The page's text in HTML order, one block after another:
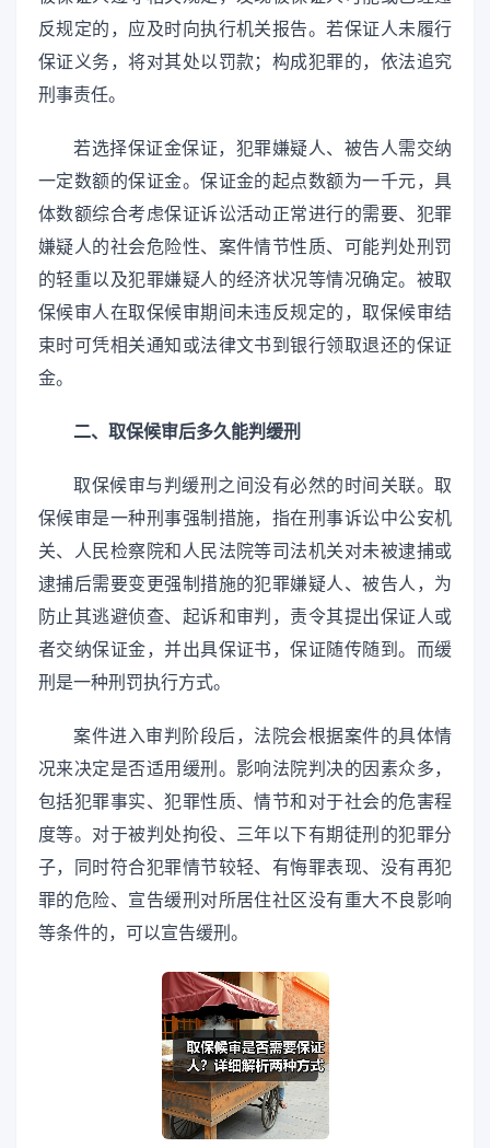
反规定的，应及时向执行机关报告。若保证人未履行
保证义务，将对其处以罚款；构成犯罪的，依法追究
刑事责任。
若选择保证金保证，犯罪嫌疑人、被告人需交纳
一定数额的保证金。保证金的起点数额为一千元，具
体数额综合考虑保证诉讼活动正常进行的需要、犯罪
嫌疑人的社会危险性、案件情节性质、可能判处刑罚
的轻重以及犯罪嫌疑人的经济状况等情况确定。被取
保候审人在取保候审期间未违反规定的，取保候审结
束时可凭相关通知或法律文书到银行领取退还的保证
金。
二、取保候审后多久能判缓刑
取保候审与判缓刑之间没有必然的时间关联。取
保候审是一种刑事强制措施，指在刑事诉讼中公安机
关、人民检察院和人民法院等司法机关对未被逮捕或
逮捕后需要变更强制措施的犯罪嫌疑人、被告人，为
防止其逃避侦查、起诉和审判，责令其提出保证人或
者交纳保证金，并出具保证书，保证随传随到。而缓
刑是一种刑罚执行方式。
案件进入审判阶段后，法院会根据案件的具体情
况来决定是否适用缓刑。影响法院判决的因素众多，
包括犯罪事实、犯罪性质、情节和对于社会的危害程
度等。对于被判处拘役、三年以下有期徒刑的犯罪分
子，同时符合犯罪情节较轻、有悔罪表现、没有再犯
罪的危险、宣告缓刑对所居住社区没有重大不良影响
等条件的，可以宣告缓刑。